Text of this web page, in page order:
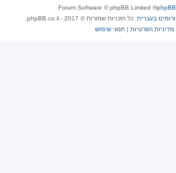
phpBB
® Forum Software © phpBB Limited
. כל הזכויות שמורות © 2017 - phpBB.co.il.
מדיניות הפרטיות | תנאי שימוש